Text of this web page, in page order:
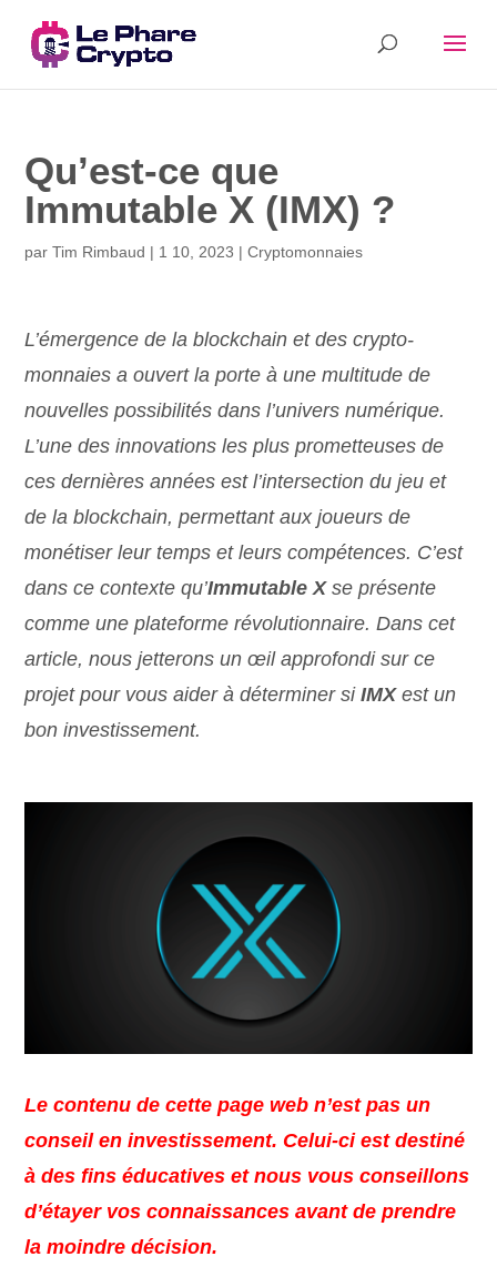
Qu’est-ce que
Immutable X (IMX) ?
parTim Rimbaud | 1 10, 2023 |Cryptomonnaies
L’émergence de la blockchain et des crypto-
monnaies a ouvert la porte à une multitude de
nouvelles possibilités dans l’univers numérique.
L’une des innovations les plus prometteuses de
ces dernières années est l’intersection du jeu et
de la blockchain, permettant aux joueurs de
monétiser leur temps et leurs compétences. C’est
dans ce contexte qu’Immutable Xse présente
comme une plateforme révolutionnaire. Dans cet
article, nous jetterons un œil approfondi sur ce
projet pour vous aider à déterminer siIMXest un
bon investissement.
Le contenu de cette page web n’est pas un
conseil en investissement. Celui-ci est destiné
à des fins éducatives et nous vous conseillons
d’étayer vos connaissances avant de prendre
la moindre décision.